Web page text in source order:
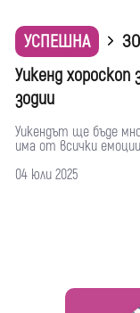
УСПЕШНА
Уикенд
зодии
Уикендът ще бъде
има от всички
04 юли 2025